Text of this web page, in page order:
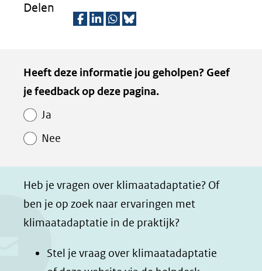
Delen
l
e
a
b
o
l
e
i
d
l
e
h
t
a
z
e
n
d
l
Kopie
van
Paginawaardering
Heeft deze informatie jou geholpen? Geef
je feedback op deze pagina.
Ja
Nee
Heb je vragen over klimaatadaptatie? Of
ben je op zoek naar ervaringen met
klimaatadaptatie in de praktijk?
Stel je vraag over klimaatadaptatie